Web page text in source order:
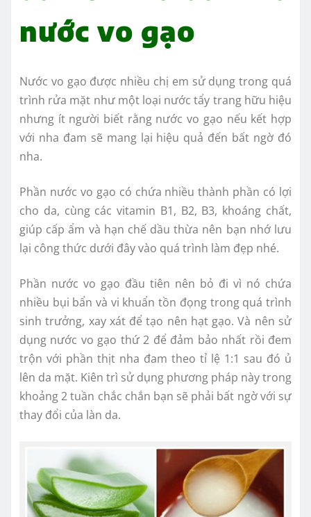
nước vo gạo
Nước vo gạo được nhiều chị em sử dụng trong quá
trình rửa mặt như một loại nước tẩy trang hữu hiệu
nhưng ít người biết rằng nước vo gạo nếu kết hợp
với nha đam sẽ mang lại hiệu quả đến bất ngờ đó
nha.
Phần nước vo gạo có chứa nhiều thành phần có lợi
cho da, cùng các vitamin B1, B2, B3, khoáng chất,
giúp cấp ẩm và hạn chế dầu thừa nên bạn nhớ lưu
lại công thức dưới đây vào quá trình làm đẹp nhé.
Phần nước vo gạo đầu tiên nên bỏ đi vì nó chứa
nhiều bụi bẩn và vi khuẩn tồn đọng trong quá trình
sinh trưởng, xay xát để tạo nên hạt gạo. Và nên sử
dụng nước vo gạo thứ 2 để đảm bảo nhất rồi đem
trộn với phần thịt nha đam theo tỉ lệ 1:1 sau đó ủ
lên da mặt. Kiên trì sử dụng phương pháp này trong
khoảng 2 tuần chắc chắn bạn sẽ phải bất ngờ với sự
thay đổi của làn da.